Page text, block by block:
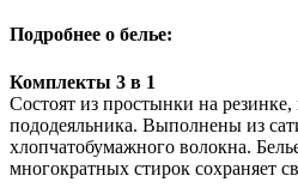
Подробнее о белье:
Комплекты 3 в 1
Состоят из простынки на
пододеяльника. Выполнены из
хлопчатобумажного волокна.
многократных стирок сохраняет